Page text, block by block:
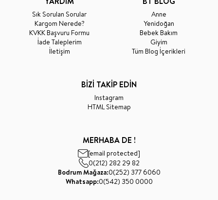
Sık Sorulan Sorular
Kargom Nerede?
KVKK Başvuru Formu
İade Taleplerim
İletişim
Anne
Yenidoğan
Bebek Bakım
Giyim
Tüm Blog İçerikleri
BİZİ TAKİP EDİN
Instagram
HTML Sitemap
MERHABA DE !
[email protected]
0(212) 282 29 82
Bodrum Mağaza:0(252) 377 6060
Whatsapp:0(542) 350 0000